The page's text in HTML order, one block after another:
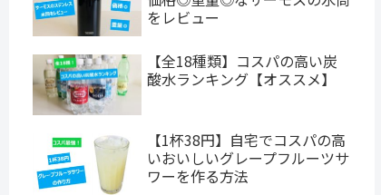
をレビュー
【全18種類】コスパの高い炭
酸水ランキング【オススメ】
【1杯38円】自宅でコスパの高
いおいしいグレープフルーツサ
ワーを作る方法